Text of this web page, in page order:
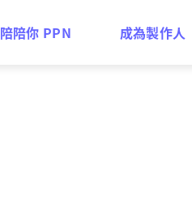
陪陪你 PPN 成為製作人